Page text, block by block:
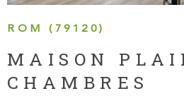
ROM (79120)
MAISON
CHAMBRES